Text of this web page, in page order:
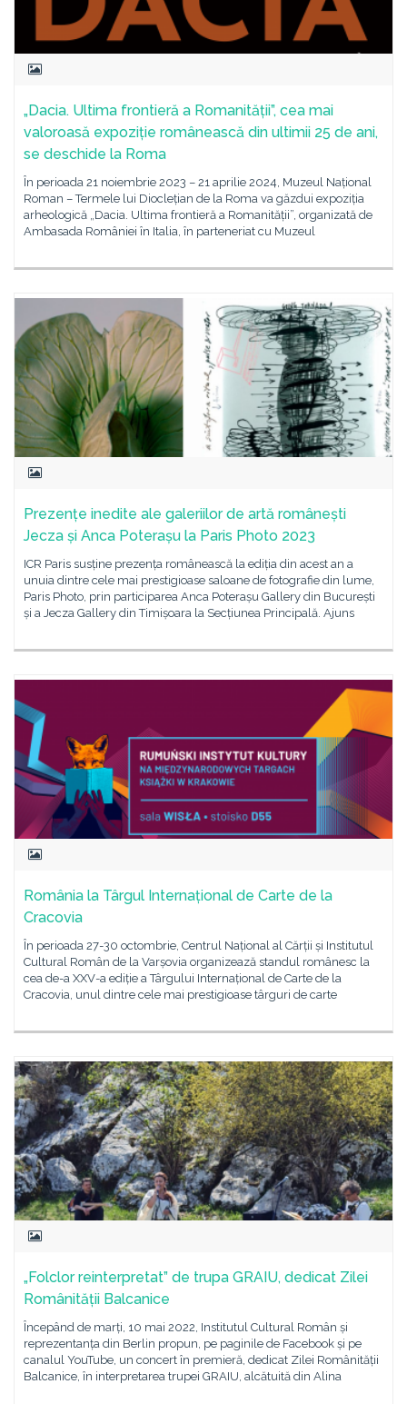
„Dacia. Ultima frontieră a Romanității”, cea mai
valoroasă expoziție românească din ultimii 25 de ani,
se deschide la Roma
În perioada 21 noiembrie 2023 – 21 aprilie 2024, Muzeul Național
Roman – Termele lui Dioclețian de la Roma va găzdui expoziția
arheologică „Dacia. Ultima frontieră a Romanității”, organizată de
Ambasada României în Italia, în parteneriat cu Muzeul
Prezențe inedite ale galeriilor de artă românești
Jecza și Anca Poterașu la Paris Photo 2023
ICR Paris susține prezența românească la ediția din acest an a
unuia dintre cele mai prestigioase saloane de fotografie din lume,
Paris Photo, prin participarea Anca Poterașu Gallery din București
și a Jecza Gallery din Timișoara la Secțiunea Principală. Ajuns
România la Târgul Internațional de Carte de la
Cracovia
În perioada 27-30 octombrie, Centrul Național al Cărții și Institutul
Cultural Român de la Varșovia organizează standul românesc la
cea de-a XXV-a ediție a Târgului Internațional de Carte de la
Cracovia, unul dintre cele mai prestigioase târguri de carte
„Folclor reinterpretat” de trupa GRAIU, dedicat Zilei
Românității Balcanice
Începând de marți, 10 mai 2022, Institutul Cultural Român și
reprezentanța din Berlin propun, pe paginile de Facebook și pe
canalul YouTube, un concert în premieră, dedicat Zilei Românității
Balcanice, în interpretarea trupei GRAIU, alcătuită din Alina